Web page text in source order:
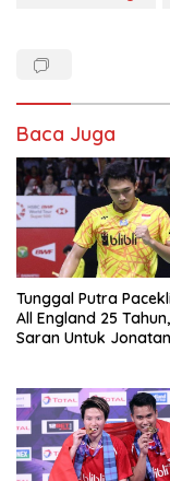
Baca Juga
Tunggal Putra
All England 25
Saran Untuk